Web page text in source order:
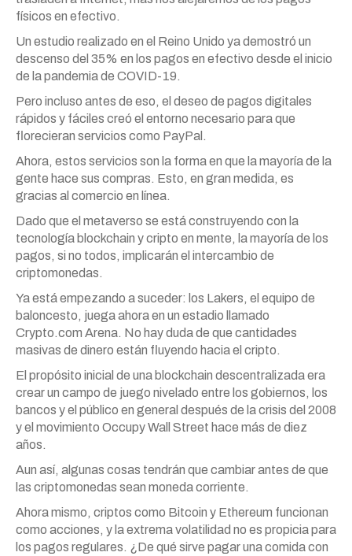
físicos en efectivo.
Un estudio realizado en el Reino Unido ya demostró un
descenso del 35% en los pagos en efectivo desde el inicio
de la pandemia de COVID-19.
Pero incluso antes de eso, el deseo de pagos digitales
rápidos y fáciles creó el entorno necesario para que
florecieran servicios como PayPal.
Ahora, estos servicios son la forma en que la mayoría de la
gente hace sus compras. Esto, en gran medida, es
gracias al comercio en línea.
Dado que el metaverso se está construyendo con la
tecnología blockchain y cripto en mente, la mayoría de los
pagos, si no todos, implicarán el intercambio de
criptomonedas.
Ya está empezando a suceder: los Lakers, el equipo de
baloncesto, juega ahora en un estadio llamado
Crypto.com Arena. No hay duda de que cantidades
masivas de dinero están fluyendo hacia el cripto.
El propósito inicial de una blockchain descentralizada era
crear un campo de juego nivelado entre los gobiernos, los
bancos y el público en general después de la crisis del 2008
y el movimiento Occupy Wall Street hace más de diez
años.
Aun así, algunas cosas tendrán que cambiar antes de que
las criptomonedas sean moneda corriente.
Ahora mismo, criptos como Bitcoin y Ethereum funcionan
como acciones, y la extrema volatilidad no es propicia para
los pagos regulares. ¿De qué sirve pagar una comida con